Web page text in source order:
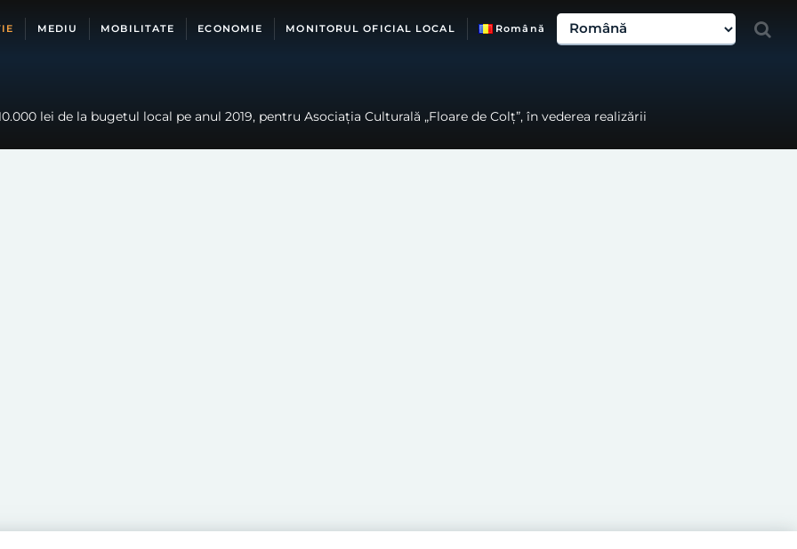
MEDIU MOBILITATE ECONOMIE MONITORUL OFICIAL LOCAL Română
lei de la bugetul local pe anul 2019, pentru Asociația Culturală „Floare de Colț”, în vederea realizării